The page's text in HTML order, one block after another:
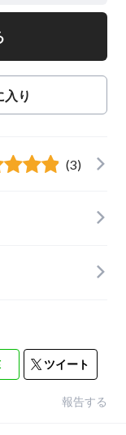
り
(3)
ツイート
報告する